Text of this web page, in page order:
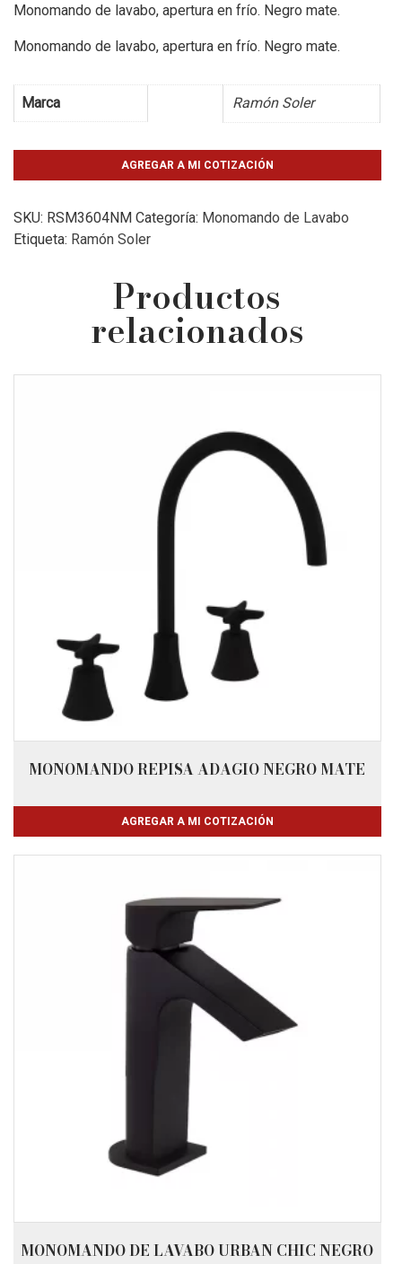
Monomando de lavabo, apertura en frío. Negro mate.
Monomando de lavabo, apertura en frío. Negro mate.
Marca Ramón Soler
AGREGAR A MI COTIZACIÓN
SKU: RSM3604NM Categoría: Monomando de Lavabo
Etiqueta: Ramón Soler
Productos
relacionados
MONOMANDO REPISA ADAGIO NEGRO MATE
AGREGAR A MI COTIZACIÓN
MONOMANDO DE LAVABO URBAN CHIC NEGRO